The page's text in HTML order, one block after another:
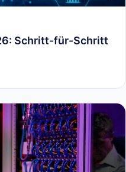
Schritt-für-Schritt